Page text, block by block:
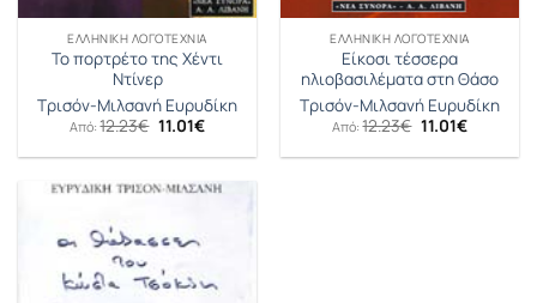
ΕΛΛΗΝΙΚΉ ΛΟΓΟΤΕΧΝΊΑ
Το πορτρέτο της Χέντι
Ντίνερ
Τρισόν-Μιλσανή Ευρυδίκη
Από:12.23€ Original
price
was:
11.01€Η
τιμή
11.01€.
ΕΛΛΗΝΙΚΉ ΛΟΓΟΤΕΧΝΊΑ
Είκοσι τέσσερα
ηλιοβασιλέματα στη Θάσο
Τρισόν-Μιλσανή Ευρυδίκη
Από:12.23€ Original
price
was:
11.01€Η
τιμή